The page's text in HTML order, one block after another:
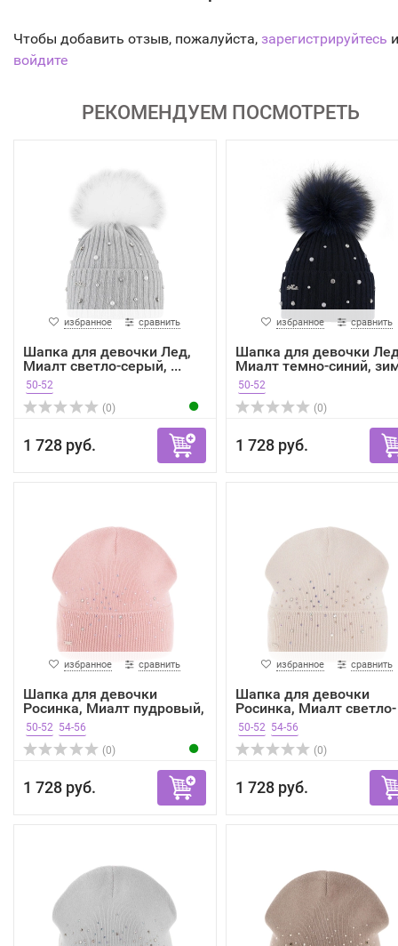
Чтобы добавить отзыв, пожалуйста, зарегистрируйтесь
войдите
РЕКОМЕНДУЕМ ПОСМОТРЕТЬ
избранное сравнить
Шапка для девочки Лед,
Миалт светло-серый, ...
50-52
(0)
1 728 руб.
избранное сравнить
Шапка для девочки
Миалт темно-синий,
50-52
(0)
1 728 руб.
избранное сравнить
Шапка для девочки
Росинка, Миалт пудровый,
...
50-52 54-56
(0)
1 728 руб.
избранное сравнить
Шапка для девочки
Росинка, Миалт светло-
беж...
50-52 54-56
(0)
1 728 руб.